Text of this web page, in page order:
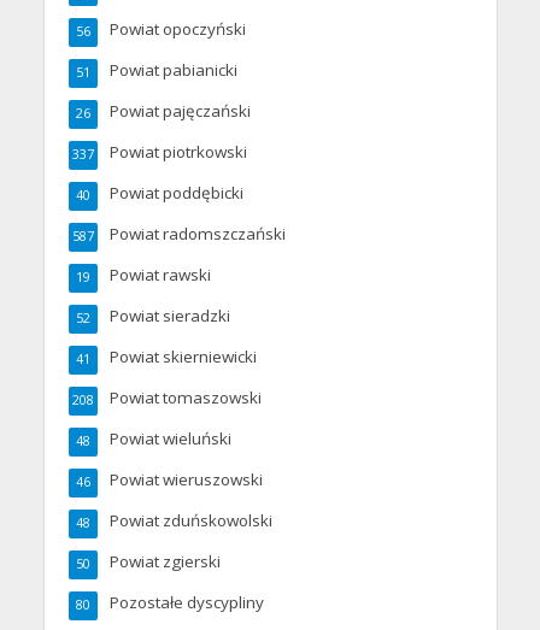
Powiat opoczyński
56
Powiat pabianicki
51
Powiat pajęczański
26
Powiat piotrkowski
337
Powiat poddębicki
40
Powiat radomszczański
587
Powiat rawski
19
Powiat sieradzki
52
Powiat skierniewicki
41
Powiat tomaszowski
208
Powiat wieluński
48
Powiat wieruszowski
46
Powiat zduńskowolski
48
Powiat zgierski
50
Pozostałe dyscypliny
80